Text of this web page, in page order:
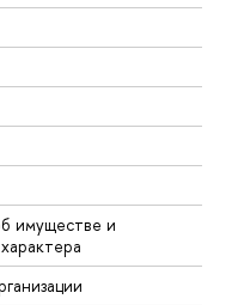
имуществе и